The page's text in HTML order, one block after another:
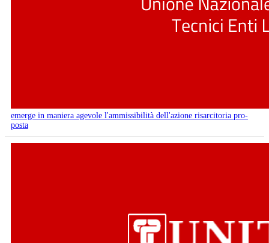
emerge in maniera agevole l'ammissibilità dell'azione risarcitoria pro-
posta